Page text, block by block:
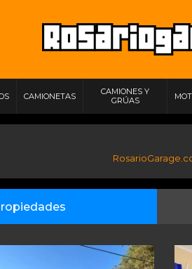
CAMIONETAS
CAMIONES Y
GRÚAS